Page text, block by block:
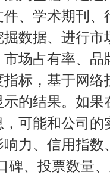
、学术期刊
数据、进行
场占有率、
标，基于网
的结果。如
可能和公司
力、信用指
碑、投票数量